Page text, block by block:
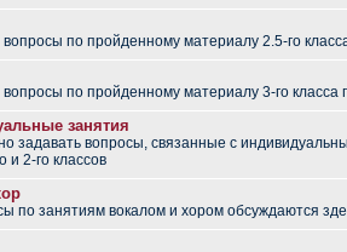
по пройденному материалу 2.5-го
по пройденному материалу 3-го класса
занятия
задавать вопросы, связанные с
и 2-го классов
по занятиям вокалом и хором обсуждаются